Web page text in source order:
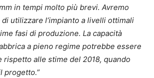
in tempi molto più brevi. Avremo
utilizzare l’impianto a livelli ottimali
fasi di produzione. La capacità
a pieno regime potrebbe essere
alle stime del 2018, quando
progetto.”